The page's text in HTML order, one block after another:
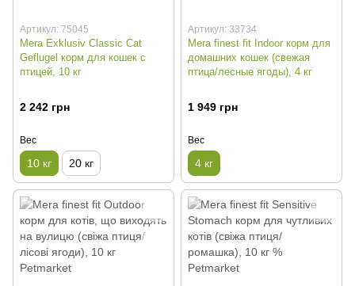
Артикул: 75045
Mera Exklusiv Classic Cat
Geflugel корм для кошек с
птицей, 10 кг
2 242 грн
Вес
10 кг 20 кг
Артикул: 33734
Mera finest fit Indoor корм для
домашних кошек (свежая
птица/лесные ягоды), 4 кг
1 949 грн
Вес
4 кг